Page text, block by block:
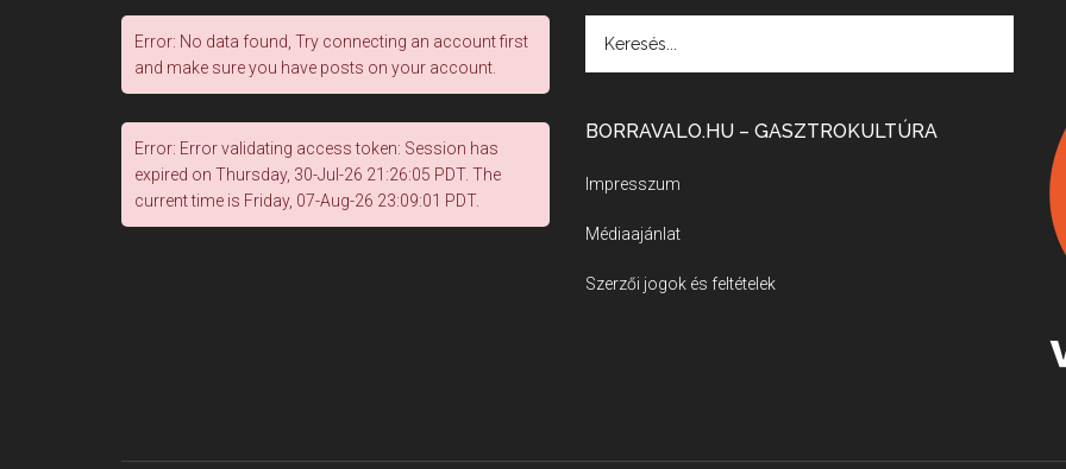
Error: No data found, Try connecting an account first
and make sure you have posts on your account.
Error: Error validating access token: Session has
expired on Thursday, 30-Jul-26 21:26:05 PDT. The
current time is Friday, 07-Aug-26 23:09:01 PDT.
BORRAVALO.HU – GASZTROKULTÚRA
Impresszum
Médiaajánlat
Szerzői jogok és feltételek